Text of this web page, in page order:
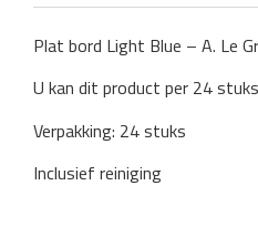
Plat bord Light Blue – A. Le
U kan dit product per 24
Verpakking: 24 stuks
Inclusief reiniging